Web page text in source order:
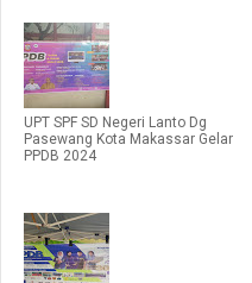
UPT SPF SD Negeri Lanto Dg
Pasewang Kota Makassar Gelar
PPDB 2024